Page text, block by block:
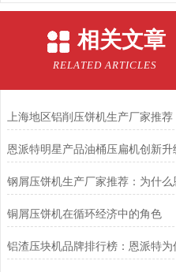
相关文章
RELATED ARTICLES
铜屑压饼机在循环经济中的角色